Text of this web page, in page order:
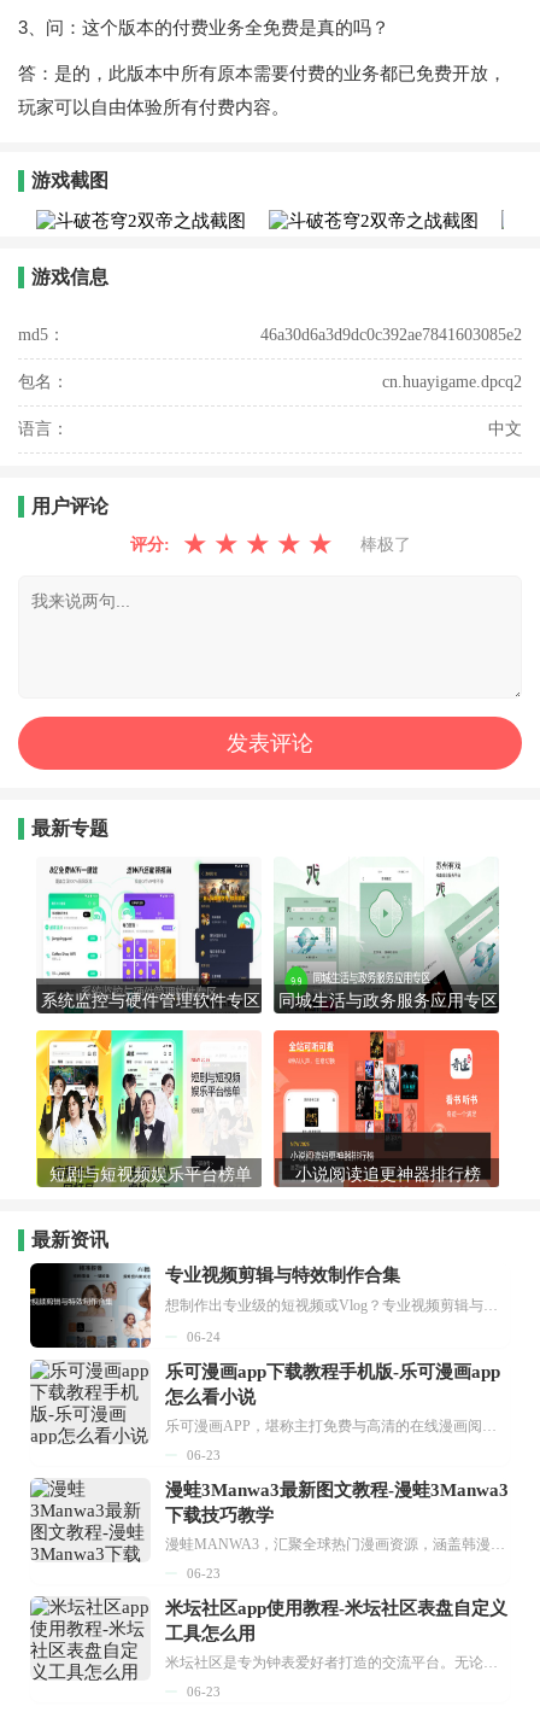
3、问：这个版本的付费业务全免费是真的吗？
答：是的，此版本中所有原本需要付费的业务都已免费开放，
玩家可以自由体验所有付费内容。
游戏截图
游戏信息
md5： 46a30d6a3d9dc0c392ae7841603085e2
包名： cn.huayigame.dpcq2
语言： 中文
用户评论
评分: ★ ★ ★ ★ ★ 棒极了
最新专题
系统监控与硬件管理软件专区 同城生活与政务服务应用专区
短剧与短视频娱乐平台榜单 小说阅读追更神器排行榜
最新资讯
专业视频剪辑与特效制作合集
想制作出专业级的短视频或Vlog？专业视频剪辑与特效制作大全专题为你提供了从剪辑、抠像到特效包装的全套解决方案。无论是添加炫酷的片头、进行精准的视频抠图，还是制...
06-24
乐可漫画app下载教程手机版-乐可漫画app
怎么看小说
乐可漫画APP，堪称主打免费与高清的在线漫画阅读神器。其官方版提供海量完整版漫画资源，无论是国内漫画，还是日漫、韩漫、台漫、美漫等国外漫画，应有尽有，随时供你阅读。只需轻点一下，便能直接进入阅读界面。不仅如此，乐可漫画最新版本更新速度极快，在这里，你总能抢先看到全网一手漫画章节内容！...
06-23
漫蛙3Manwa3最新图文教程-漫蛙3Manwa3
下载技巧教学
漫蛙MANWA3，汇聚全球热门漫画资源，涵盖韩漫、欧美漫画、国漫等多种类型，题材丰富多样，全方位满足用户阅读喜好。它不仅是阅读平台，更是创作平台，为广大用户打造零门槛创作环境。...
06-23
米坛社区app使用教程-米坛社区表盘自定义
工具怎么用
米坛社区是专为钟表爱好者打造的交流平台。无论你是初涉钟表领域的普通爱好者，还是拥有多年收藏经验的资深玩家，都能在此找到属于自己的天地。 无需注册，就能轻松参与其中。通过专业的讨论论坛与丰富的交互功能，你可与世界各地的钟表爱好者畅快交流。若你钟情于钟表，米坛社区无疑是值得一试的理想之选。在这里，你能获取最新的手表资讯，交流见解，提升鉴赏品味，让每一块手表都成为收藏故事中重要的一部分。感兴趣的朋友，不要错过下载机会。...
06-23